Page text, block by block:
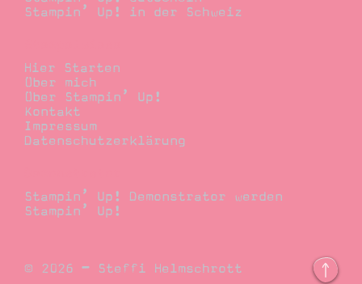
Stampin’ Up! in der Schweiz
Hier Starten
Über mich
Über Stampin’ Up!
Kontakt
Impressum
Datenschutzerklärung
Stampin’ Up! Demonstrator werden
Stampin’ Up!
© 2026 – Steffi Helmschrott